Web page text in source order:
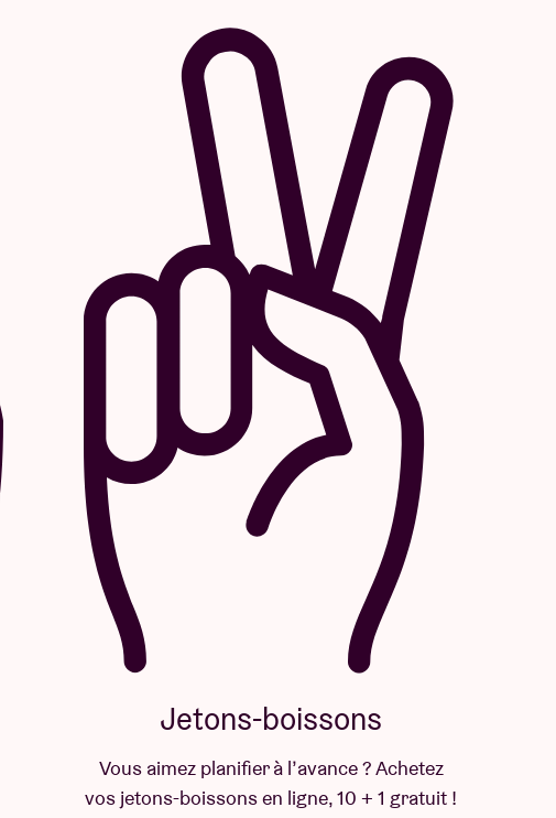
Jetons-boissons
Vous aimez planifier à l’avance ? Achetez
vos jetons-boissons en ligne, 10 + 1 gratuit !